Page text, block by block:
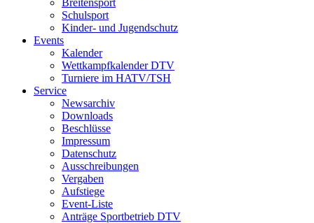
Schulsport
Kinder- und Jugendschutz
Events
Kalender
Wettkampfkalender DTV
Turniere im HATV/TSH
Service
Newsarchiv
Downloads
Beschlüsse
Impressum
Datenschutz
Ausschreibungen
Vergaben
Aufstiege
Event-Liste
Anträge Sportbetrieb DTV